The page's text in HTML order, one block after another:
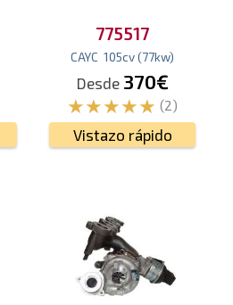
775517
CAYC 105cv(77kw)
Desde 370€
(2)
Vistazo rápido